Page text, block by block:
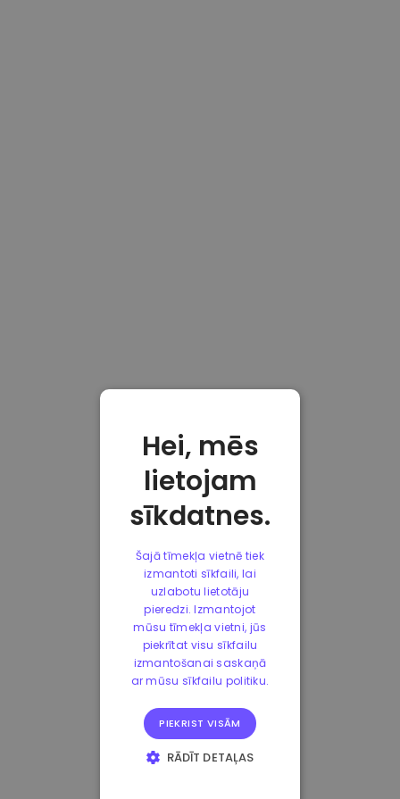
Hei, mēs
lietojam
sīkdatnes.
Šajā tīmekļa vietnē tiek
izmantoti sīkfaili, lai
uzlabotu lietotāju
pieredzi. Izmantojot
mūsu tīmekļa vietni, jūs
piekrītat visu sīkfailu
izmantošanai saskaņā
ar mūsu sīkfailu politiku.
PIEKRIST VISĀM
RĀDĪT DETAĻAS